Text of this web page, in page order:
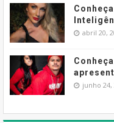
abril 20,
junho 24,